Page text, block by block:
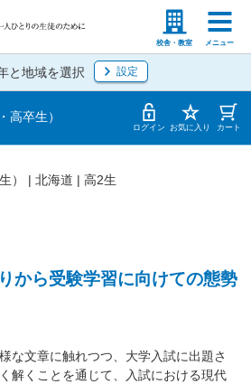
校舎・教室 メニュー
高等学校の先生
と地域を選択 設定
高卒生）
ログイン お気に入り カート
） | 北海道 | 高2生
から受験学習に向けての態勢
な文章に触れつつ、大学入試に出題さ
解くことを通じて、入試における現代